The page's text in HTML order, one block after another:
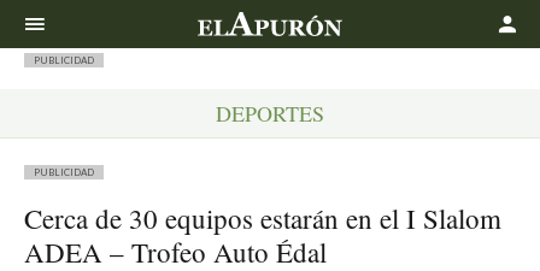
PUBLICIDAD
DEPORTES
PUBLICIDAD
Cerca de 30 equipos estarán en el I Slalom
ADEA – Trofeo Auto Édal